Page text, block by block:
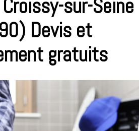
sur-Seine
Devis et
gratuits